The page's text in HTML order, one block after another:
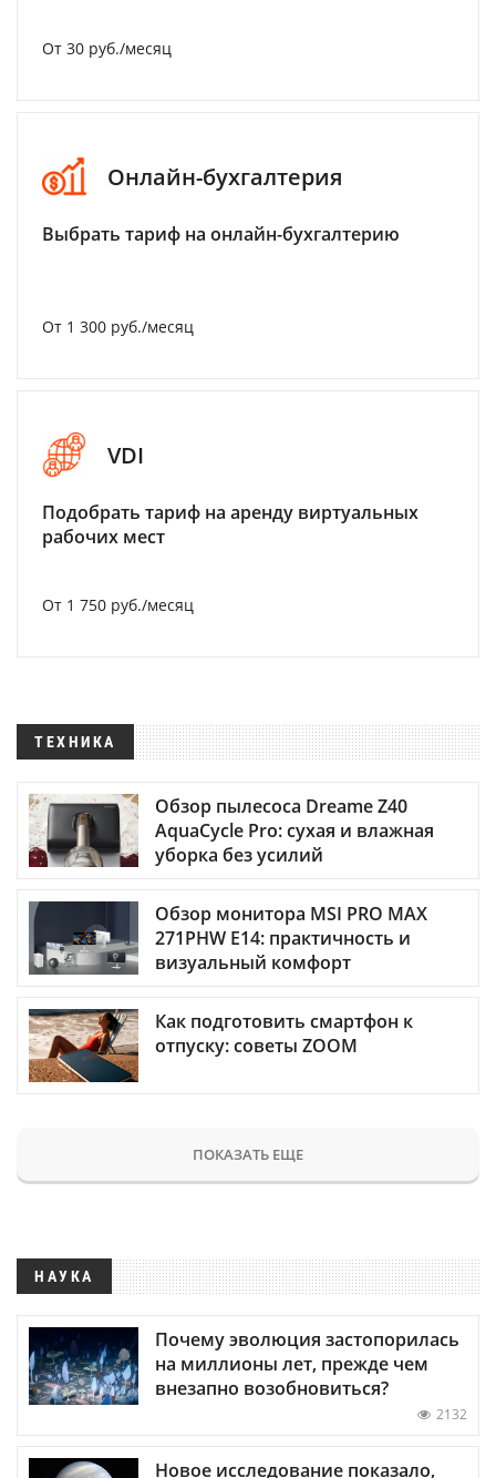
От 30 руб./месяц
Онлайн-бухгалтерия
Выбрать тариф на онлайн-бухгалтерию
От 1 300 руб./месяц
VDI
Подобрать тариф на аренду виртуальных
рабочих мест
От 1 750 руб./месяц
ТЕХНИКА
Обзор пылесоса Dreame Z40
AquaCycle Pro: сухая и влажная
уборка без усилий
Обзор монитора MSI PRO MAX
271PHW E14: практичность и
визуальный комфорт
Как подготовить смартфон к
отпуску: советы ZOOM
ПОКАЗАТЬ ЕЩЕ
НАУКА
Почему эволюция застопорилась
на миллионы лет, прежде чем
внезапно возобновиться?
2132
Новое исследование показало,